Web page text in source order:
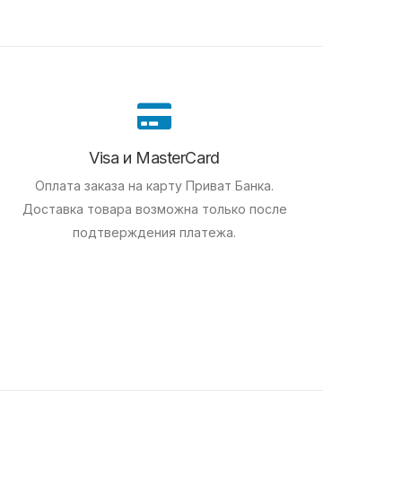
Visa и MasterCard
Оплата заказа на карту Приват Банка.
Доставка товара возможна только после
подтверждения платежа.